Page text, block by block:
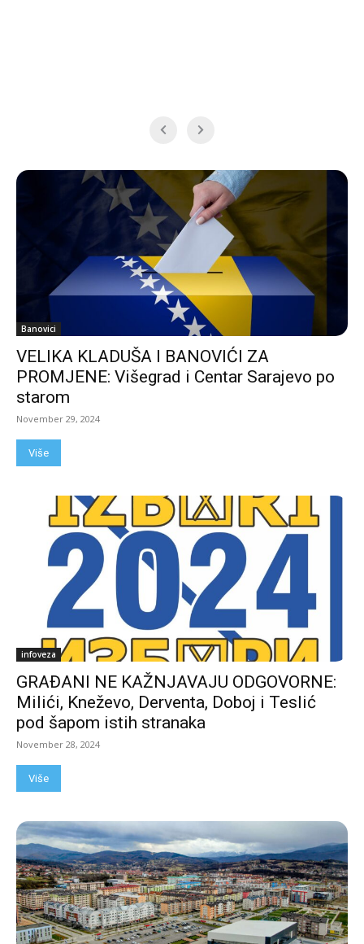
Banovici
VELIKA KLADUŠA I BANOVIĆI ZA
PROMJENE: Višegrad i Centar Sarajevo po
starom
November 29, 2024
Više
infoveza
GRAĐANI NE KAŽNJAVAJU ODGOVORNE:
Milići, Kneževo, Derventa, Doboj i Teslić
pod šapom istih stranaka
November 28, 2024
Više